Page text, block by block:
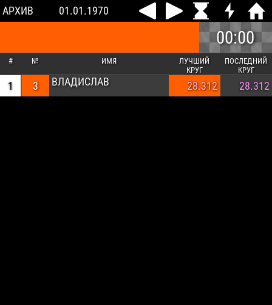
АРХИВ 01.01.1970
00:00
# № ИМЯ
ЛУЧШИЙ
КРУГ
ПОСЛЕДНИЙ
КРУГ
1 3 ВЛАДИСЛАВ 28.312 28.312